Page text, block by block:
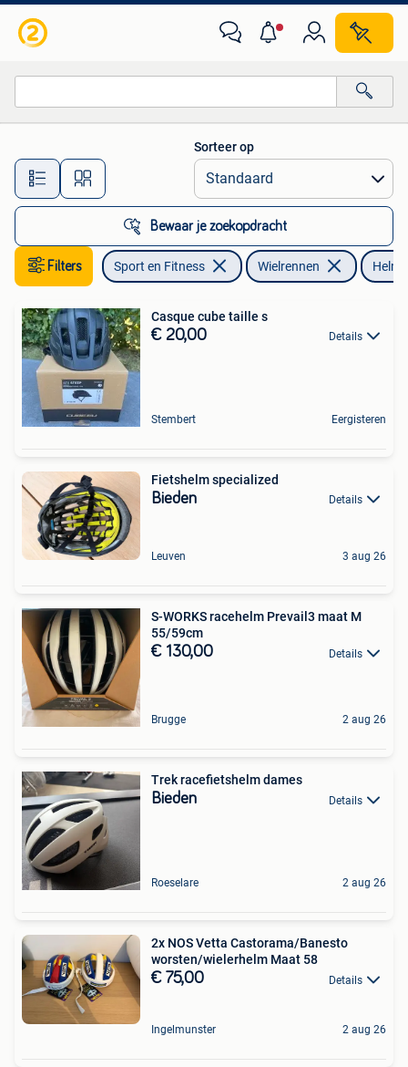
Alle afstanden…
Sorteer op
Bewaar je zoekopdracht
Filters Sport en Fitness Wielrennen Helm
Casque cube taille s
€ 20,00 Details
Stembert Eergisteren
Fietshelm specialized
Bieden Details
Leuven 3 aug 26
S-WORKS racehelm Prevail3 maat M
55/59cm
€ 130,00 Details
Brugge 2 aug 26
Trek racefietshelm dames
Bieden Details
Roeselare 2 aug 26
2x NOS Vetta Castorama/Banesto
worsten/wielerhelm Maat 58
€ 75,00 Details
Ingelmunster 2 aug 26